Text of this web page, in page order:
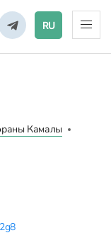
RU
Камалы